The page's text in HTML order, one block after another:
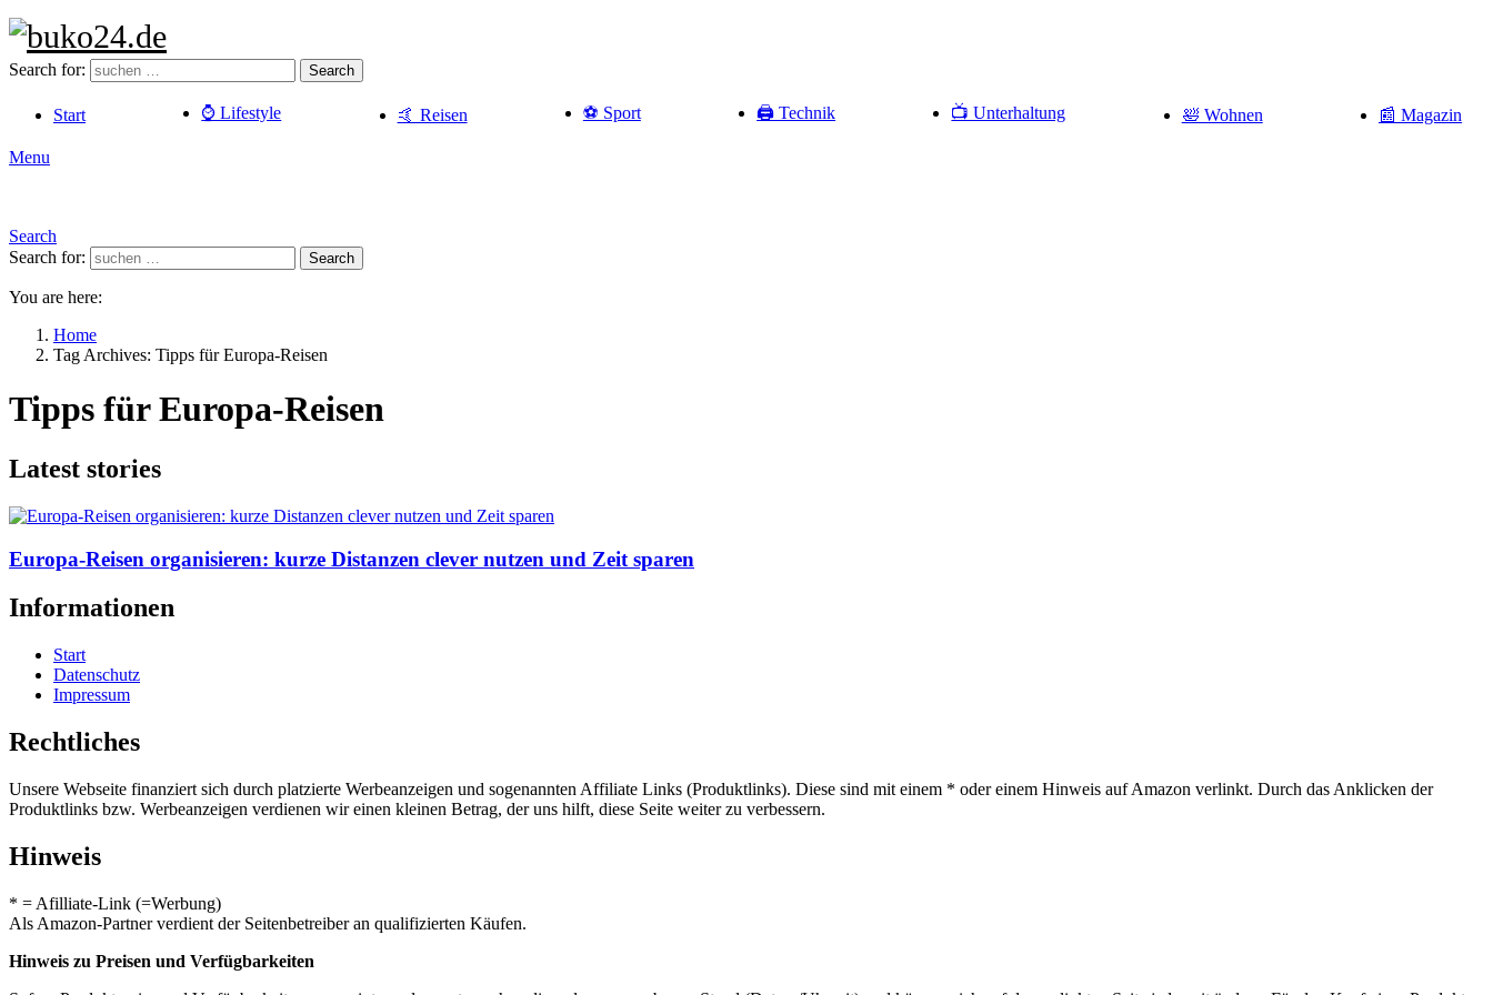
Search for: Search
Start ⌚️ Lifestyle 🤙 Reisen ⚽️ Sport 🖨️ Technik 📺 Unterhaltung 🛀 Wohnen 📰 Magazin
Menu
Search
Search for:
Search
You are here:
Home
Tag Archives: Tipps für Europa-Reisen
Tipps für Europa-Reisen
Latest stories
Europa-Reisen organisieren: kurze Distanzen clever nutzen und Zeit sparen
Informationen
Start
Datenschutz
Impressum
Rechtliches
Unsere Webseite finanziert sich durch platzierte Werbeanzeigen und sogenannten Affiliate Links (Produktlinks). Diese sind mit einem * oder einem Hinweis auf Amazon verlinkt. Durch das Anklicken der
Produktlinks bzw. Werbeanzeigen verdienen wir einen kleinen Betrag, der uns hilft, diese Seite weiter zu verbessern.
Hinweis
* = Afilliate-Link (=Werbung)
Als Amazon-Partner verdient der Seitenbetreiber an qualifizierten Käufen.
Hinweis zu Preisen und Verfügbarkeiten